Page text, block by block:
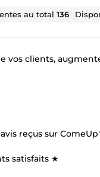
au total136
vos clients,
reçus sur
satisfaits ★